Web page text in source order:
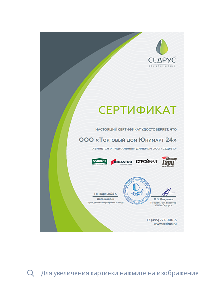
Для увеличения картинки нажмите на изображение